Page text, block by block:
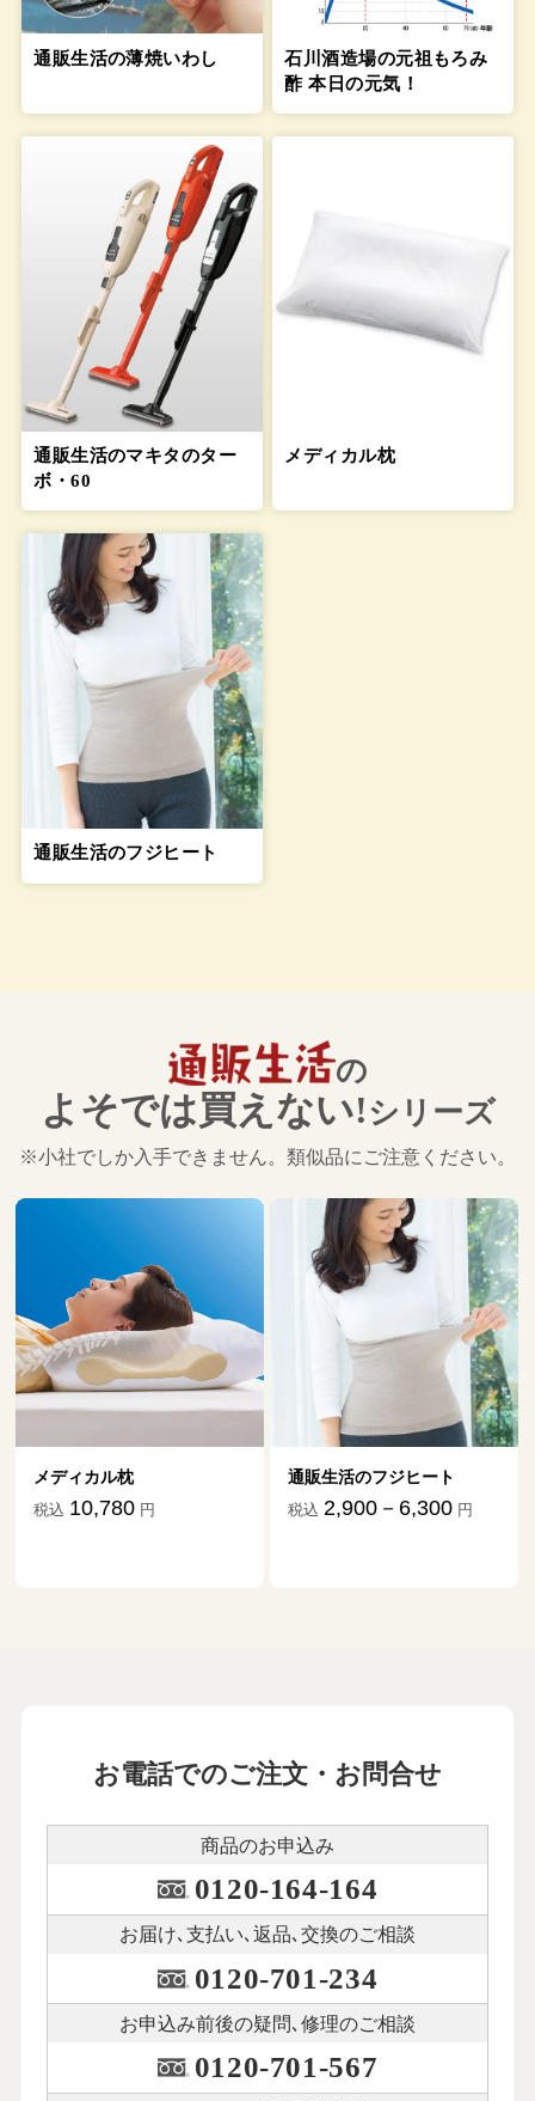
通販生活の薄焼いわし
石川酒造場の元祖もろみ
酢 本日の元気！
通販生活のマキタのター
ボ・60
メディカル枕
通販生活のフジヒート
の
よそでは買えない!シリーズ
※小社でしか入手できません。類似品にご注意ください。
通販生活のフジヒート
税込 2,900－6,300
ダニ捕りマット「これが元
祖だ」
お電話でのご注文・お問合せ
商品のお申込み
0120-164-164
お届け､支払い､ 返品､交換のご相談
0120-701-234
お申込み前後の疑問､修理のご相談
0120-701-567